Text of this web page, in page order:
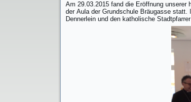
Am 29.03.2015 fand die Eröffnung
der Aula der Grundschule Bräugasse
Dennerlein und den katholische